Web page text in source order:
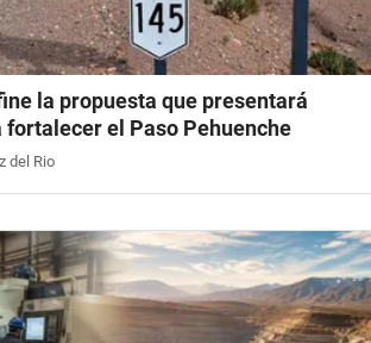
la propuesta que presentará
fortalecer el Paso Pehuenche
del Rio